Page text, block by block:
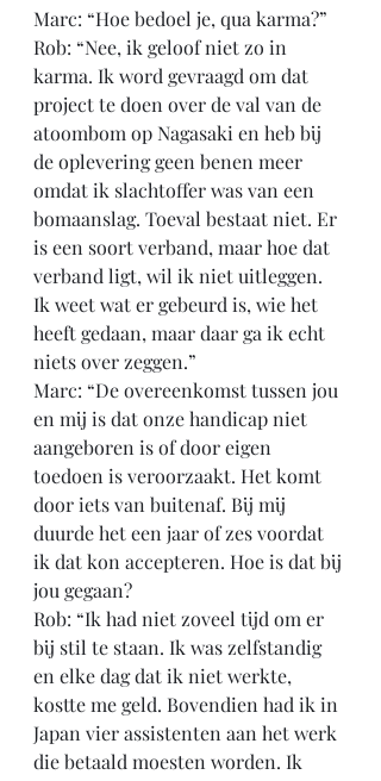
Marc: “Hoe bedoel je, qua karma?”
Rob: “Nee, ik geloof niet zo in
karma. Ik word gevraagd om dat
project te doen over de val van de
atoombom op Nagasaki en heb bij
de oplevering geen benen meer
omdat ik slachtoffer was van een
bomaanslag. Toeval bestaat niet. Er
is een soort verband, maar hoe dat
verband ligt, wil ik niet uitleggen.
Ik weet wat er gebeurd is, wie het
heeft gedaan, maar daar ga ik echt
niets over zeggen.”
Marc: “De overeenkomst tussen jou
en mij is dat onze handicap niet
aangeboren is of door eigen
toedoen is veroorzaakt. Het komt
door iets van buitenaf. Bij mij
duurde het een jaar of zes voordat
ik dat kon accepteren. Hoe is dat bij
jou gegaan?
Rob: “Ik had niet zoveel tijd om er
bij stil te staan. Ik was zelfstandig
en elke dag dat ik niet werkte,
kostte me geld. Bovendien had ik in
Japan vier assistenten aan het werk
die betaald moesten worden. Ik